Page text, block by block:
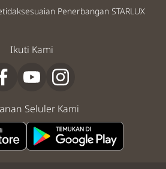
Penerbangan STARLUX
Ikuti Kami
Seluler Kami